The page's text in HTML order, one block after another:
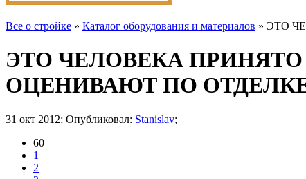
Все о стройке » Каталог оборудования и материалов » ЭТО
ЭТО ЧЕЛОВЕКА
ОЦЕНИВАЮТ ПО
31 окт 2012; Опубликовал: Stanislav;
60
1
2